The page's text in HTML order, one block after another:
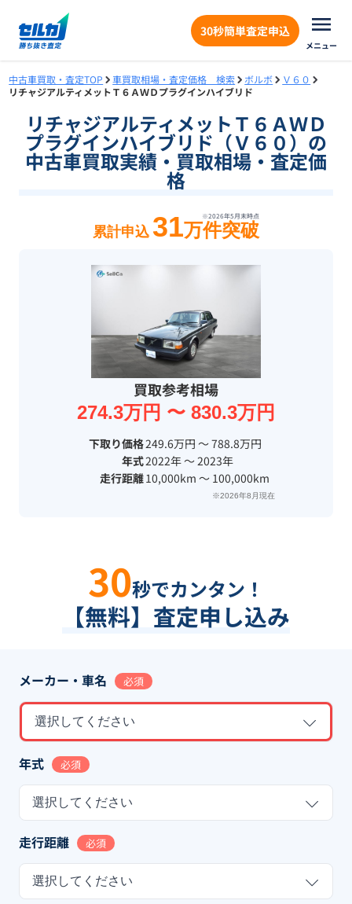
30秒簡単査定申込
メニュー
中古車買取・査定TOP 車買取相場・査定価格 検索 ボルボ
Ｖ６０
リチャジアルティメットＴ６ＡＷＤプラグインハイブリド
リチャジアルティメットＴ６ＡＷＤ
プラグインハイブリド（Ｖ６０）の
中古車買取実績・買取相場・査定価
格
※2026年5月末時点
累計申込 31万件突破
買取参考相場
274.3万円 〜 830.3万円
下取り価格249.6万円 〜 788.8万円
年式2022年 〜 2023年
走行距離10,000km 〜 100,000km
※2026年8月現在
30秒でカンタン！
【無料】査定申し込み
メーカー・車名 必須
選択してください
年式 必須
選択してください
走行距離 必須
選択してください